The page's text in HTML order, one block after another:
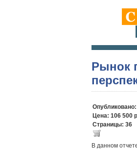
Рынок
Цена: 106 500
Страницы: 36
В данном